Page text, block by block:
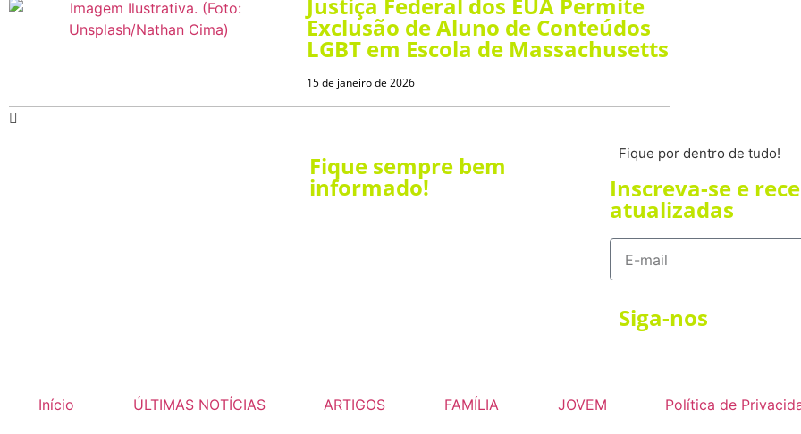
Exclusão de Aluno de Conteúdos
LGBT em Escola de Massachusetts
15 de janeiro de 2026
Fique sempre bem
informado!
Fique por dentro de tudo!
Inscreva-se e
atualizadas
Siga-nos
Início ÚLTIMAS NOTÍCIAS ARTIGOS FAMÍLIA JOVEM Política de